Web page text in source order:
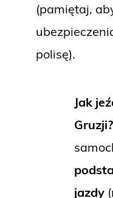
(pamiętaj,
polisę).
Jak
Gruzji?
jazdy